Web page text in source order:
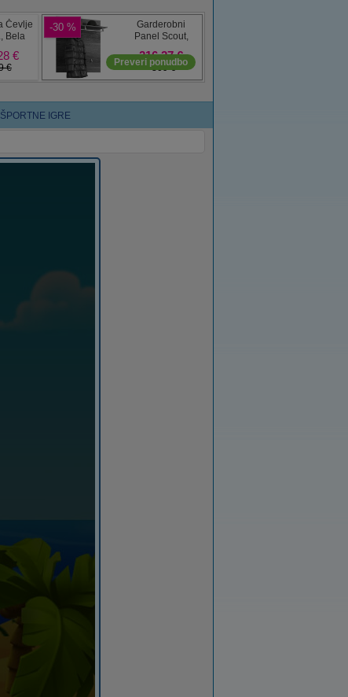
ŠPORTNE IGRE